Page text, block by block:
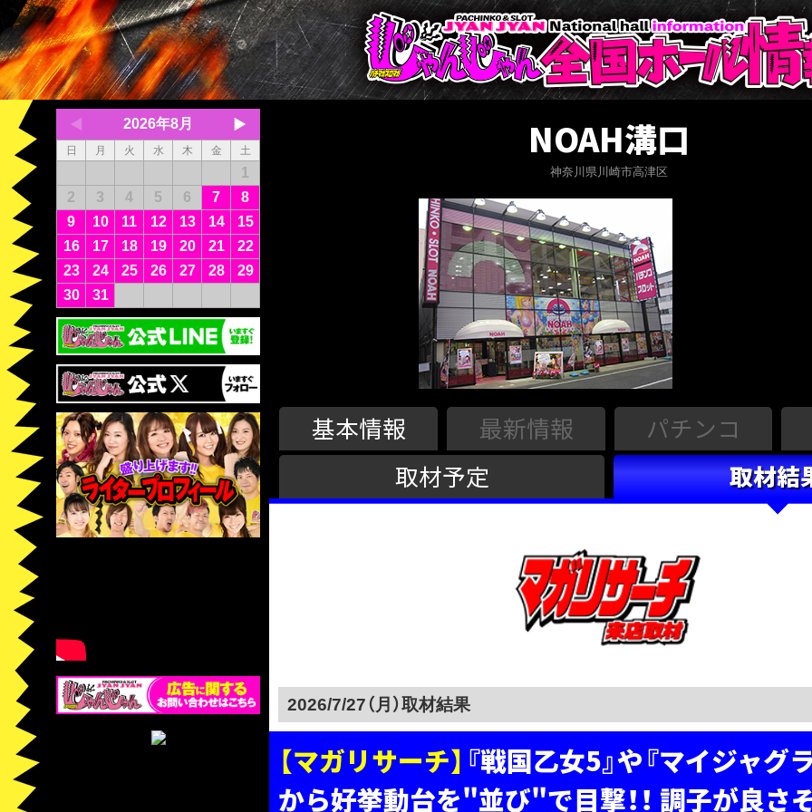
2026年8月
日 月 火 水 木 金 土
1
2
3 4 5 6 7
8
9
10 11 12 13 14
15
16
17 18 19 20 21
22
23
24 25 26 27 28
29
30
31
NOAH溝口
神奈川県川崎市高津区
基本情報 最新情報 パチンコ
取材予定
取材結
2026/7/27（月）
【マガリサーチ】 『戦国乙女5』や『マイジャグ
から好挙動台を"並び"で目撃！！ 調子が良さ